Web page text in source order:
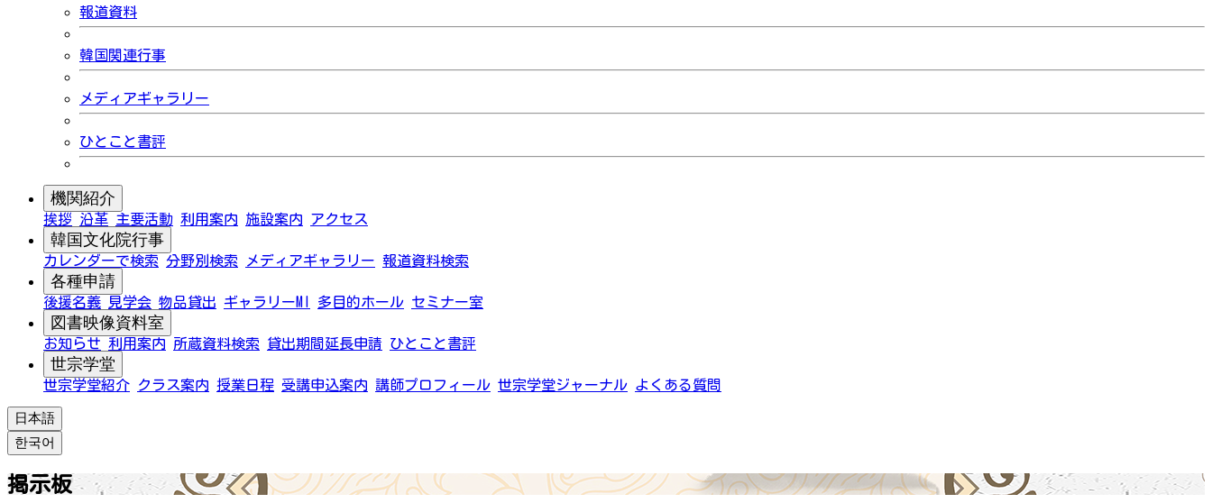
報道資料
韓国関連行事
メディアギャラリー
ひとこと書評
機関紹介
挨拶 沿革 主要活動 利用案内 施設案内 アクセス
韓国文化院行事
カレンダーで検索 分野別検索 メディアギャラリー 報道資料検索
各種申請
後援名義 見学会 物品貸出 ギャラリーMI 多目的ホール セミナー室
図書映像資料室
お知らせ 利用案内 所蔵資料検索 貸出期間延長申請 ひとこと書評
世宗学堂
世宗学堂紹介 クラス案内 授業日程 受講申込案内 講師プロフィール 世宗学堂ジャーナル よくある質問
日本語
한국어
掲示板